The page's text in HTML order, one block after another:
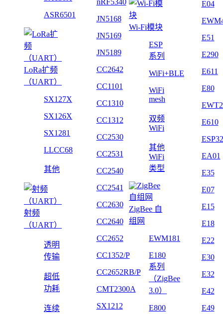
ASR6501
LoRa扩频
（UART）
SX127X
SX126X
SX1281
LLCC68
其他
射频
（UART）
透明
传输
超低
功耗
连续
JN5168
JN5169
JN5189
CC2642
CC1101
CC1310
CC1312
CC2530
CC2531
CC2540
CC2541
CC2630
CC2640
CC2652
CC1352/P
CC2652RB/P
CMT2300A
SX1212
Wi-Fi模块
ESP
系列
WiFi+BLE
WiFi
mesh
双频
WiFi
其他
WiFi
类型
ZigBee 自
组网
EWM181
E180
系列
（ZigBee
3.0）
E800
E04
E51
E290
E611
E80
E610
ESP32
EA01
E35
E07
E15
E18
E22
E30
E32
E42
E49